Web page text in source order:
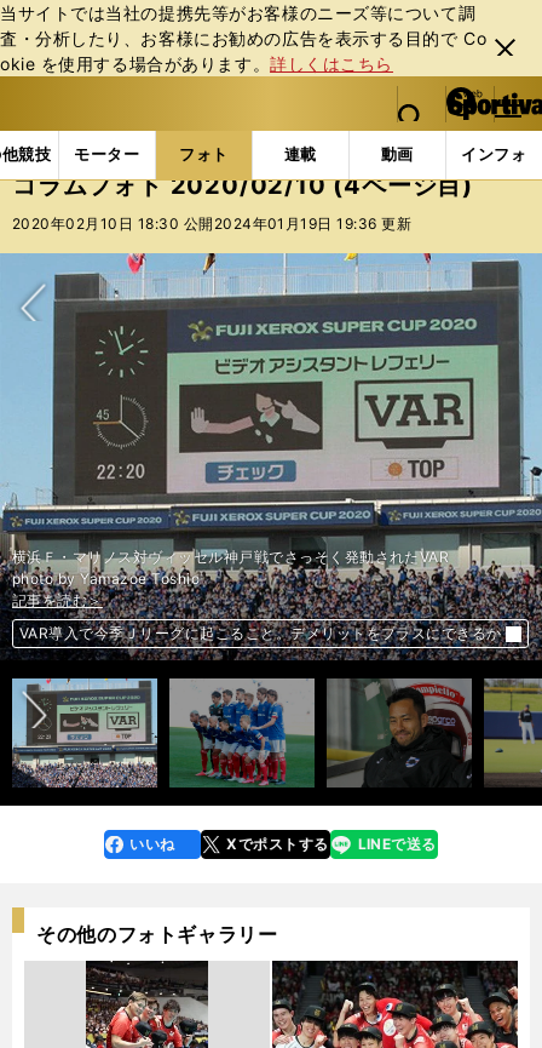
当サイトでは当社の提携先等がお客様のニーズ等について調
査・分析したり、お客様にお勧めの広告を表⽰する⽬的で Co
okie を使⽤する場合があります。詳しくはこちら
閉じ
る
web Sportiva (webスポルティーバ)
検索
マイペ
ー
ジ
メニュ
競技 モーター フォト 連載 動画 インフォ
b
ス
ポ
ル
ー
バ
フォトギャラリー コラムフォト コラムフォト
コラムフォト 2020/02/10 (4ページ目)
2020年02月10日 18:30 公開 2024年01月19日 19:36 更新
記事を読む＞
横浜FM、問題なのは失点数。だが「らしさ」を見せた後半は上々だ
記事を読む＞
吉田麻也、サンプドリアへ移籍してすぐにイタリア語で取材陣を笑わせる
記事を読む＞
投手で甲子園優勝→プロで遊撃手挑戦。日本ハム平沼翔太、５年目の危機
感
横浜Ｆ・マリノス対ヴィッセル神戸戦でさっそく発動されたVAR
photo by Yamazoe Toshio
記事を読む＞
VAR導入で今季Ｊリーグに起こること。デメリットをプラスにできるか
前へ
faceboo
k
いいね Xでポストする
line LINEで送る
その他のフォトギャラリー